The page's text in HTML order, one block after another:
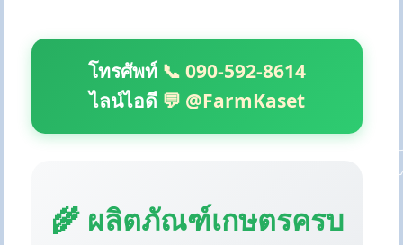
โทรศัพท์ 📞 090-592-8614
ไลน์ไอดี 💬 @FarmKaset
🌾 ผลิตภัณฑ์เกษตรครบ